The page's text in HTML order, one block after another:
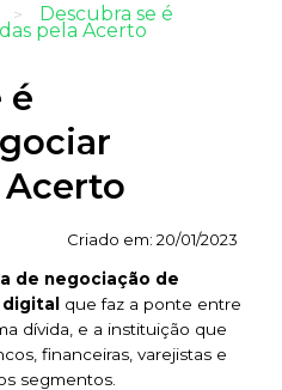
> Descubra se é
pela Acerto
é
Criado em: 20/01/2023
de negociação de
que faz a ponte entre
dívida, e a instituição que
financeiras, varejistas e
segmentos.